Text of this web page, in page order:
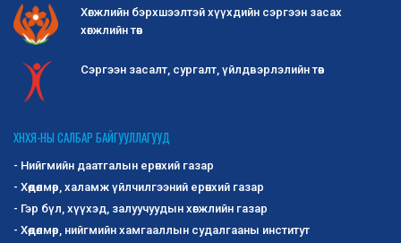
Хөгжлийн бэрхшээлтэй хүүхдийн сэргээн засах
хөгжлийн төв
Сэргээн засалт, сургалт, үйлдвэрлэлийн төв
ХНХЯ-НЫ САЛБАР БАЙГУУЛЛАГУУД
- Нийгмийн даатгалын ерөнхий газар
- Хөдөлмөр, халамж үйлчилгээний ерөнхий газар
- Гэр бүл, хүүхэд, залуучуудын хөгжлийн газар
- Хөдөлмөр, нийгмийн хамгааллын судалгааны институт